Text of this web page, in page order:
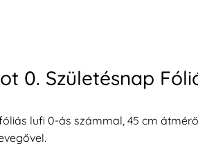
0. Születésnap
lufi 0-ás számmal, 45 cm